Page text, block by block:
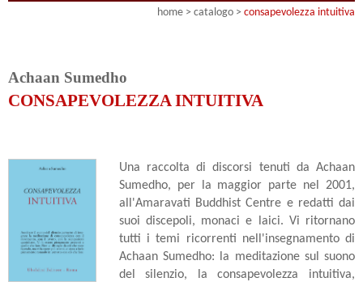
home > catalogo > consapevolezza intuitiva
Achaan Sumedho
CONSAPEVOLEZZA INTUITIVA
Una raccolta di discorsi tenuti da Achaan
Sumedho, per la maggior parte nel 2001,
all'Amaravati Buddhist Centre e redatti dai
suoi discepoli, monaci e laici. Vi ritornano
tutti i temi ricorrenti nell'insegnamento di
Achaan Sumedho: la meditazione sul suono
del silenzio, la consapevolezza intuitiva,